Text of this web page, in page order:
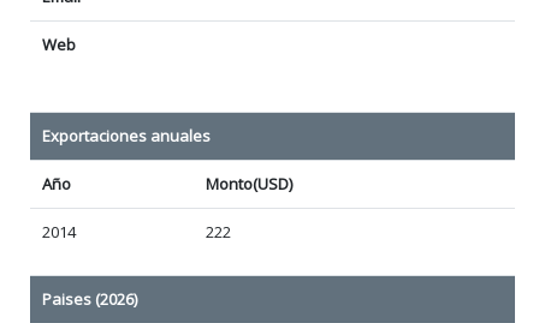
Web
Exportaciones anuales
Año Monto(USD)
2014 222
Paises (2026)